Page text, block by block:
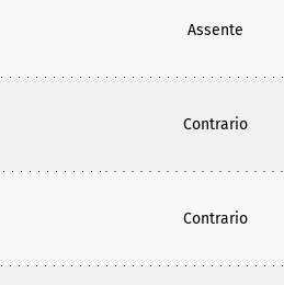
Assente
Contrario
Contrario